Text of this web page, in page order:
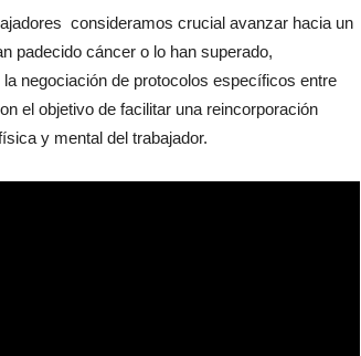
consideramos crucial avanzar hacia un
padecido cáncer o lo han superado,
negociación de protocolos específicos entre
el objetivo de facilitar una reincorporación
y mental del trabajador.